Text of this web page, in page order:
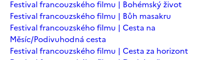
Festival francouzského filmu | Bohémský život
Festival francouzského filmu | Bůh masakru
Festival francouzského filmu | Cesta na
Měsíc/Podivuhodná cesta
Festival francouzského filmu | Cesta za horizont